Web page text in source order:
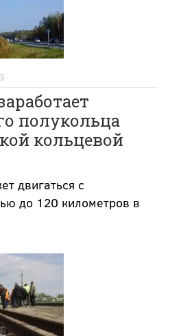
полукольца
кольцевой
двигаться с
до 120 километров в